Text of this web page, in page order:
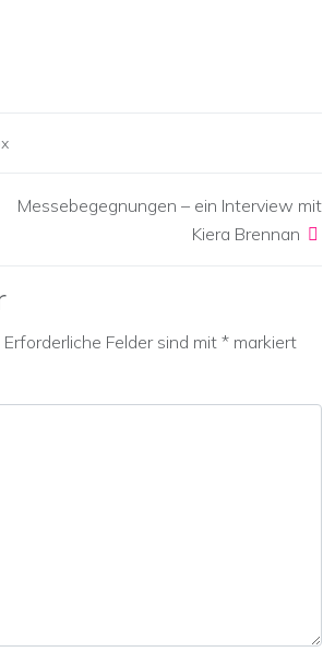
Messebegegnungen – ein Interview mit
Kiera Brennan
Erforderliche Felder sind mit * markiert